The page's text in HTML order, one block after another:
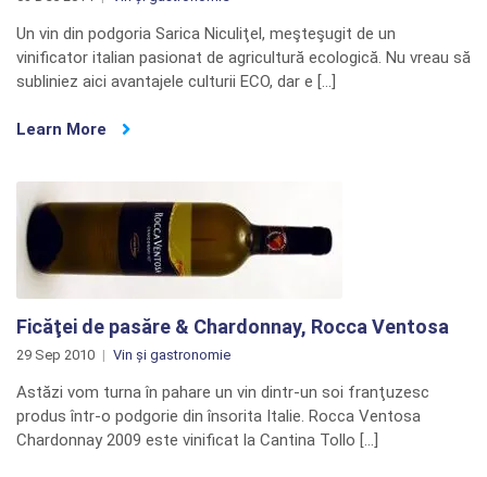
Un vin din podgoria Sarica Niculiţel, meşteşugit de un
vinificator italian pasionat de agricultură ecologică. Nu vreau să
subliniez aici avantajele culturii ECO, dar e […]
Learn More
Ficăţei de pasăre & Chardonnay, Rocca Ventosa
29 Sep 2010 Vin și gastronomie
Astăzi vom turna în pahare un vin dintr-un soi franţuzesc
produs într-o podgorie din însorita Italie. Rocca Ventosa
Chardonnay 2009 este vinificat la Cantina Tollo […]